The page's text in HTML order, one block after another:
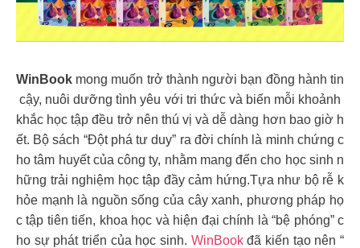
WinBook mong muốn trở thành người bạn đồng hành tin
cậy, nuôi dưỡng tình yêu với tri thức và biến mỗi khoảnh
khắc học tập đều trở nên thú vị và dễ dàng hơn bao giờ h
ết. Bộ sách “Đột phá tư duy” ra đời chính là minh chứng c
ho tâm huyết của công ty, nhằm mang đến cho học sinh n
hững trải nghiệm học tập đầy cảm hứng.Tựa như bộ rễ k
hỏe mạnh là nguồn sống của cây xanh, phương pháp họ
c tập tiên tiến, khoa học và hiện đại chính là “bệ phóng” c
ho sự phát triển của học sinh. WinBookđã kiến tạo nên “